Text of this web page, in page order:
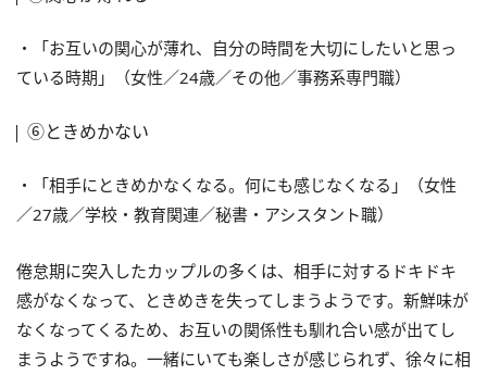
・「お互いの関心が薄れ、自分の時間を大切にしたいと思っ
ている時期」（女性／24歳／その他／事務系専門職）
⑥ときめかない
・「相手にときめかなくなる。何にも感じなくなる」（女性
／27歳／学校・教育関連／秘書・アシスタント職）
倦怠期に突入したカップルの多くは、相手に対するドキドキ
感がなくなって、ときめきを失ってしまうようです。新鮮味が
なくなってくるため、お互いの関係性も馴れ合い感が出てし
まうようですね。一緒にいても楽しさが感じられず、徐々に相